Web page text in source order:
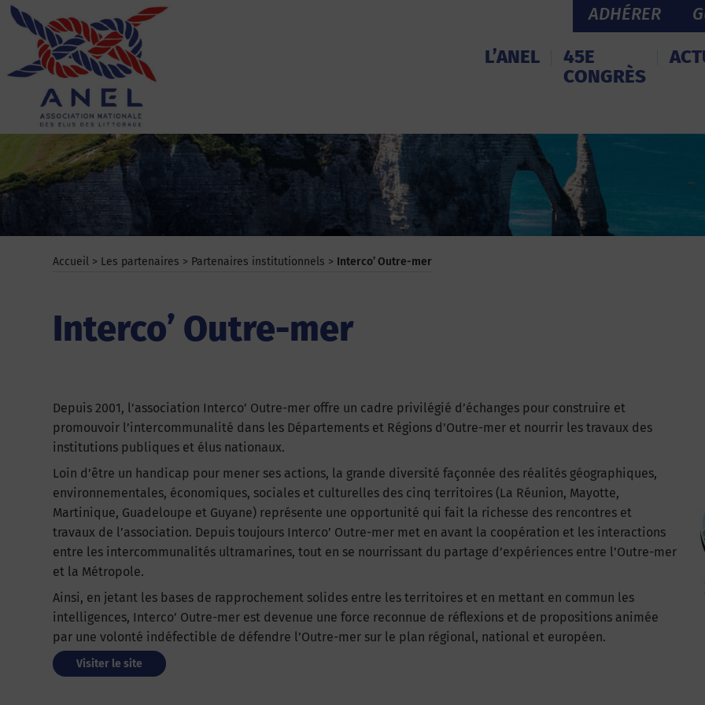
Aller
contenu
ANEL
ADHÉRER
L’ANEL
45E
CONGRÈS
Accueil > Les partenaires > Partenaires institutionnels > Interco’ Outre-mer
Interco’ Outre-mer
Depuis 2001, l’association Interco’ Outre-mer offre un cadre privilégié d’échanges pour construire et
promouvoir l’intercommunalité dans les Départements et Régions d’Outre-mer et nourrir les travaux des
institutions publiques et élus nationaux.
Loin d’être un handicap pour mener ses actions, la grande diversité façonnée des réalités géographiques,
environnementales, économiques, sociales et culturelles des cinq territoires (La Réunion, Mayotte,
Martinique, Guadeloupe et Guyane) représente une opportunité qui fait la richesse des rencontres et
travaux de l’association. Depuis toujours Interco’ Outre-mer met en avant la coopération et les interactions
entre les intercommunalités ultramarines, tout en se nourrissant du partage d’expériences entre l’Outre-mer
et la Métropole.
Ainsi, en jetant les bases de rapprochement solides entre les territoires et en mettant en commun les
intelligences, Interco’ Outre-mer est devenue une force reconnue de réflexions et de propositions animée
par une volonté indéfectible de défendre l’Outre-mer sur le plan régional, national et européen.
Visiter le site